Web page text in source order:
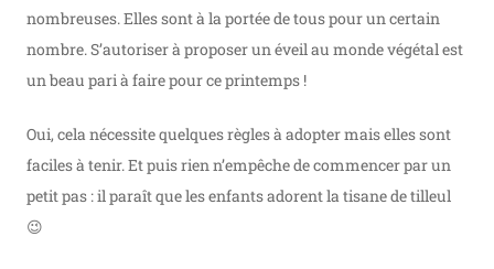
nombreuses. Elles sont à la portée de tous pour un certain
nombre. S’autoriser à proposer un éveil au monde végétal est
un beau pari à faire pour ce printemps !
Oui, cela nécessite quelques règles à adopter mais elles sont
faciles à tenir. Et puis rien n’empêche de commencer par un
petit pas : il paraît que les enfants adorent la tisane de tilleul
😉